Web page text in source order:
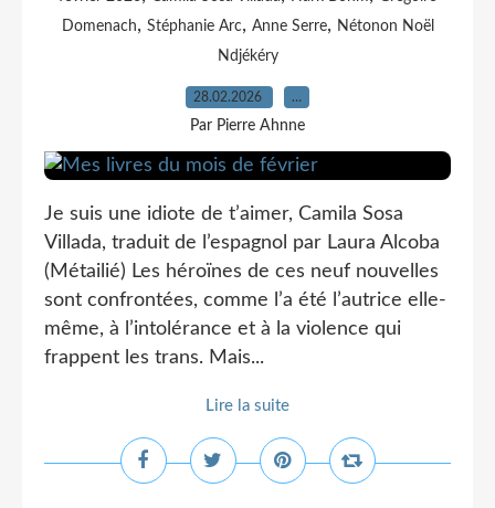
Domenach, Stéphanie Arc, Anne Serre, Nétonon Noël
Ndjékéry
28.02.2026 …
Par Pierre Ahnne
Je suis une idiote de t’aimer, Camila Sosa
Villada, traduit de l’espagnol par Laura Alcoba
(Métailié) Les héroïnes de ces neuf nouvelles
sont confrontées, comme l’a été l’autrice elle-
même, à l’intolérance et à la violence qui
frappent les trans. Mais...
Lire la suite